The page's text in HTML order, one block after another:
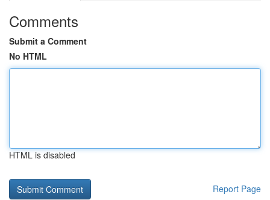
Comments
Submit a Comment
No HTML
HTML is disabled
Report Page